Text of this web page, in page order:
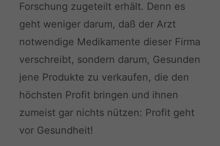
Forschung zugeteilt erhält. Denn es
geht weniger darum, daß der Arzt
notwendige Medikamente dieser Firma
verschreibt, sondern darum, Gesunden
jene Produkte zu verkaufen, die den
höchsten Profit bringen und ihnen
zumeist gar nichts nützen: Profit geht
vor Gesundheit!